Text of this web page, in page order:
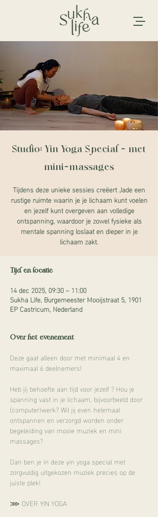
Studio: Yin Yoga Special - met
mini-massages
Tijdens deze unieke sessies creëert Jade een
rustige ruimte waarin je je lichaam kunt voelen
en jezelf kunt overgeven aan volledige
ontspanning, waardoor je zowel fysieke als
mentale spanning loslaat en dieper in je
lichaam zakt.
Tijd en locatie
14 dec 2025, 09:30 – 11:00
Sukha Life, Burgemeester Mooijstraat 5, 1901
EP Castricum, Nederland
Over het evenement
Deze gaat alleen door met minimaal 4 en
maximaal 6 deelnemers!
Heb jij behoefte aan tijd voor jezelf ? Hou je
spanning vast in je lichaam, bijvoorbeeld door
(computer)werk? Wil jij even helemaal
ontspannen en verzorgd worden onder
begeleiding van mooie muziek en mini
massages?
Dan ben je in deze yin yoga special met
zorgvuldig uitgekozen muziek precies op de
juiste plek!
⋙ OVER YIN YOGA